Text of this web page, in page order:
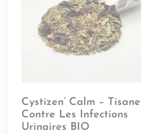
Cystizen’ Calm – Tisane
Contre Les Infections
Urinaires BIO